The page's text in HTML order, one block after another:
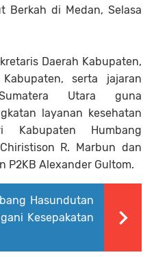
Berkah di Medan, Selasa
Daerah Kabupaten,
serta jajaran
Utara guna
layanan kesehatan
Humbang
R. Marbun dan
P2KB Alexander Gultom.
Hasundutan
Kesepakatan